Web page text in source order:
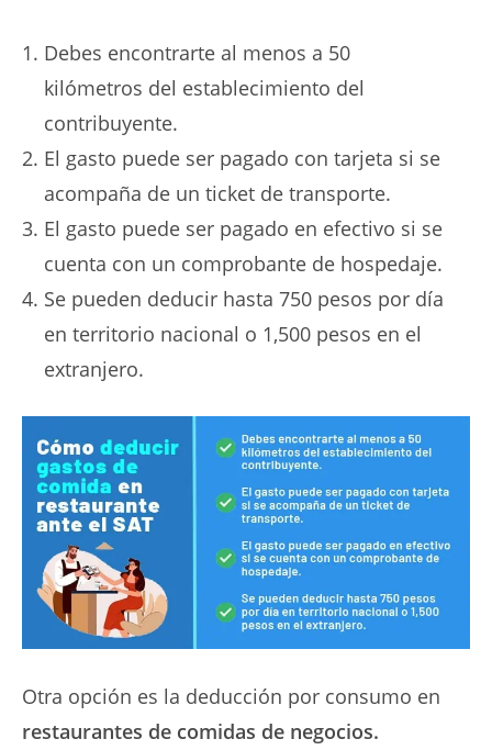
Debes encontrarte al menos a 50
kilómetros del establecimiento del
contribuyente.
El gasto puede ser pagado con tarjeta si se
acompaña de un ticket de transporte.
El gasto puede ser pagado en efectivo si se
cuenta con un comprobante de hospedaje.
Se pueden deducir hasta 750 pesos por día
en territorio nacional o 1,500 pesos en el
extranjero.
Otra opción es la deducción por consumo en
restaurantes de comidas de negocios.